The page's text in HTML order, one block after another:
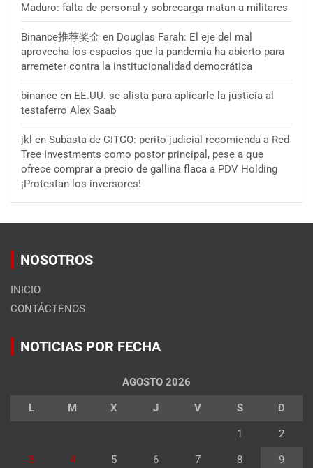
Maduro: falta de personal y sobrecarga matan a militares
Binance推荐奖金 en Douglas Farah: El eje del mal
aprovecha los espacios que la pandemia ha abierto para
arremeter contra la institucionalidad democrática
binance en EE.UU. se alista para aplicarle la justicia al
testaferro Alex Saab
jkl en Subasta de CITGO: perito judicial recomienda a Red
Tree Investments como postor principal, pese a que
ofrece comprar a precio de gallina flaca a PDV Holding
¡Protestan los inversores!
NOSOTROS
INICIO
CONTÁCTENOS
NOTICIAS POR FECHA
AGOSTO 2026
L M X J V S D
1 2
3 4 5 6 7 8 9